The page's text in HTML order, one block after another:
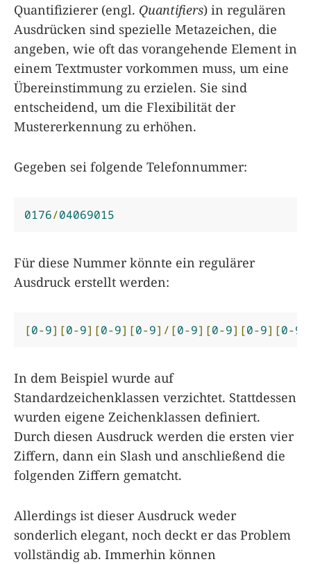
Quantifizierer (engl. Quantifiers) in regulären
Ausdrücken sind spezielle Metazeichen, die
angeben, wie oft das vorangehende Element in
einem Textmuster vorkommen muss, um eine
Übereinstimmung zu erzielen. Sie sind
entscheidend, um die Flexibilität der
Mustererkennung zu erhöhen.
Gegeben sei folgende Telefonnummer:
0176/04069015
Für diese Nummer könnte ein regulärer
Ausdruck erstellt werden:
[0-9][0-9][0-9][0-9]/[0-9][0-9][0-9][0-9
In dem Beispiel wurde auf
Standardzeichenklassen verzichtet. Stattdessen
wurden eigene Zeichenklassen definiert.
Durch diesen Ausdruck werden die ersten vier
Ziffern, dann ein Slash und anschließend die
folgenden Ziffern gematcht.
Allerdings ist dieser Ausdruck weder
sonderlich elegant, noch deckt er das Problem
vollständig ab. Immerhin können